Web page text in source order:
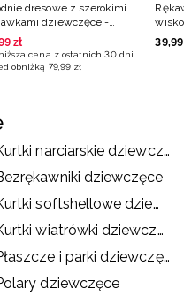
dresowe z szerokimi
dziewczęce -
zł
cena z ostatnich 30 dni
obniżką 79,99 zł
39,99
Kurtki narciarskie dziewczęce
dziewczęce
Kurtki softshellowe dziewczęce
Kurtki wiatrówki dziewczęce
Płaszcze i parki dziewczęce
dziewczęce